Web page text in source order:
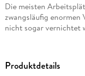
Die meisten
zwangsläufig enormen
nicht sogar vernichtet
Angestellten der
Hunderttausender
Produktdetails